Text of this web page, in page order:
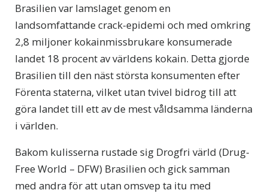
Brasilien var lamslaget genom en
landsomfattande crack-epidemi och med omkring
2,8 miljoner kokainmissbrukare konsumerade
landet 18 procent av världens kokain. Detta gjorde
Brasilien till den näst största konsumenten efter
Förenta staterna, vilket utan tvivel bidrog till att
göra landet till ett av de mest våldsamma länderna
i världen.
Bakom kulisserna rustade sig Drogfri värld (Drug-
Free World – DFW) Brasilien och gick samman
med andra för att utan omsvep ta itu med